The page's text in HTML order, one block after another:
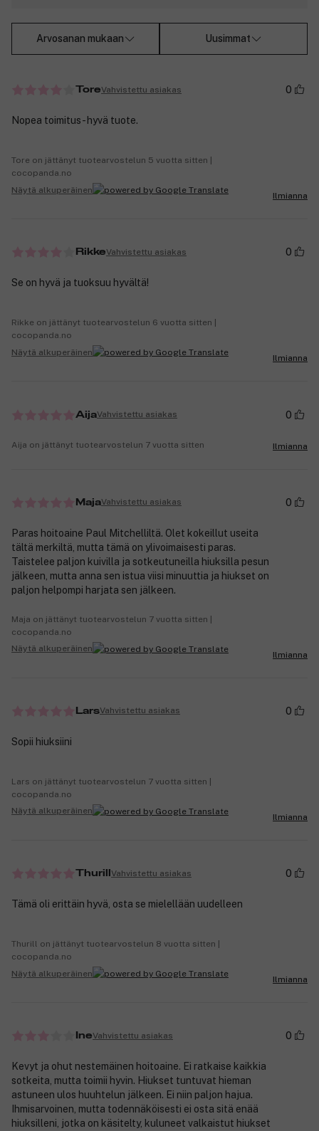
Arvosanan mukaan Uusimmat
ToreVahvistettu asiakas 0
Nopea toimitus - hyvä tuote.
Tore on jättänyt tuotearvostelun 5 vuotta sitten |
cocopanda.no
Näytä alkuperäinen
Ilmianna
RikkeVahvistettu asiakas 0
Se on hyvä ja tuoksuu hyvältä!
Rikke on jättänyt tuotearvostelun 6 vuotta sitten |
cocopanda.no
Näytä alkuperäinen
Ilmianna
AijaVahvistettu asiakas 0
Aija on jättänyt tuotearvostelun 7 vuotta sitten Ilmianna
MajaVahvistettu asiakas 0
Paras hoitoaine Paul Mitchelliltä. Olet kokeillut useita
tältä merkiltä, mutta tämä on ylivoimaisesti paras.
Taistelee paljon kuivilla ja sotkeutuneilla hiuksilla pesun
jälkeen, mutta anna sen istua viisi minuuttia ja hiukset on
paljon helpompi harjata sen jälkeen.
Maja on jättänyt tuotearvostelun 7 vuotta sitten |
cocopanda.no
Näytä alkuperäinen
Ilmianna
LarsVahvistettu asiakas 0
Sopii hiuksiini
Lars on jättänyt tuotearvostelun 7 vuotta sitten |
cocopanda.no
Näytä alkuperäinen
Ilmianna
Thurill Vahvistettu asiakas 0
Tämä oli erittäin hyvä, osta se mielellään uudelleen
Thurill on jättänyt tuotearvostelun 8 vuotta sitten |
cocopanda.no
Näytä alkuperäinen
Ilmianna
IneVahvistettu asiakas 0
Kevyt ja ohut nestemäinen hoitoaine. Ei ratkaise kaikkia
sotkeita, mutta toimii hyvin. Hiukset tuntuvat hieman
astuneen ulos huuhtelun jälkeen. Ei niin paljon hajua.
Ihmisarvoinen, mutta todennäköisesti ei osta sitä enää
hiuksilleni, jotka on käsitelty, kuluneet valkaistut hiukset